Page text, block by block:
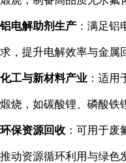
铝电解助剂生产 ：满足
求，提升电解效率与金属
化工与新材料产业 ：适
煅烧，如碳酸锂、磷酸铁
环保资源回收 ：可用于废
推动资源循环利用与绿色